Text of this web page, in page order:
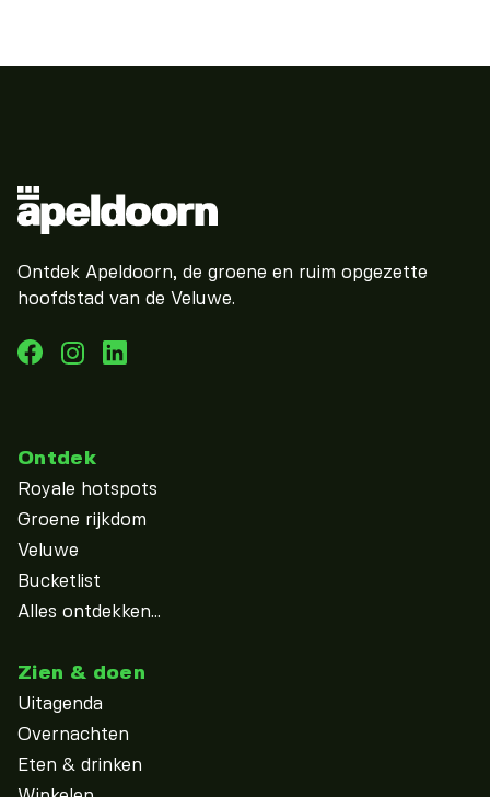
Ontdek Apeldoorn, de groene en ruim opgezette
hoofdstad van de Veluwe.
Ontdek
Royale hotspots
Groene rijkdom
Veluwe
Bucketlist
Alles ontdekken...
Zien & doen
Uitagenda
Overnachten
Eten & drinken